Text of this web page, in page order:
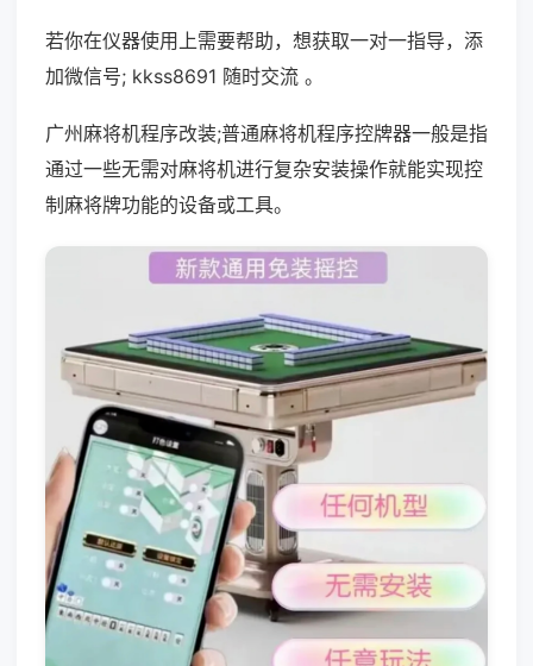
若你在仪器使用上需要帮助，想获取一对一指导，添
加微信号; kkss8691 随时交流 。
广州麻将机程序改装;普通麻将机程序控牌器一般是指
通过一些无需对麻将机进行复杂安装操作就能实现控
制麻将牌功能的设备或工具。